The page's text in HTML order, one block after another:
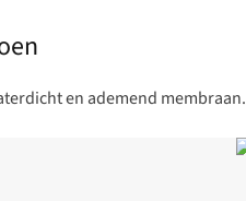
en ademend membraan.